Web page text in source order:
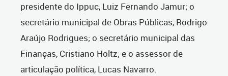
presidente do Ippuc, Luiz Fernando Jamur; o
secretário municipal de Obras Públicas, Rodrigo
Araújo Rodrigues; o secretário municipal das
Finanças, Cristiano Holtz; e o assessor de
articulação política, Lucas Navarro.